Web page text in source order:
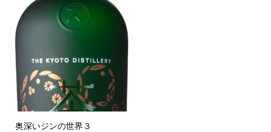
奥深いジンの世界３